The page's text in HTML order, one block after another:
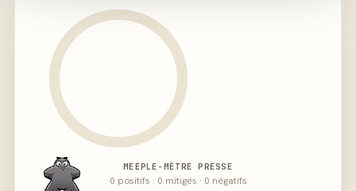
MEEPLE-MÈTRE PRESSE
0 positifs · 0 mitigés · 0 négatifs